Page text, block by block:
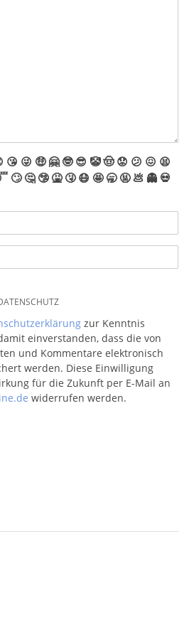
😘 😜 🤑 🤗 🤓 😎 🤡🤠 😟 😕 😖 😫
🙄 🤔 🤥 🤮 🤧 😷 🤩 🥱 🤬 💩 👻 💀
zur Kenntnis
einverstanden, dass die von
und Kommentare elektronisch
werden. Diese Einwilligung
für die Zukunft per E-Mail an
widerrufen werden.